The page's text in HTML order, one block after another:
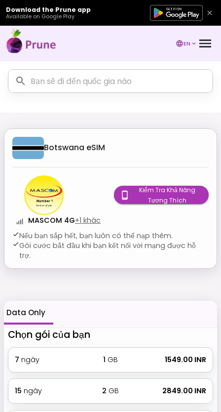
Download the Prune app
Available on Google Play
EN
Botswana eSIM
MASCOM 4G+1 khác
Nếu bạn sắp hết, bạn luôn có thể nạp thêm.
Gói cước bắt đầu khi bạn kết nối với mạng được hỗ
trợ.
Kiểm Tra Khả Năng
Tương Thích
Data Only
Chọn gói của bạn
7 ngày 1 GB ₹ 1549.00 INR
15 ngày 2 GB ₹ 2849.00 INR